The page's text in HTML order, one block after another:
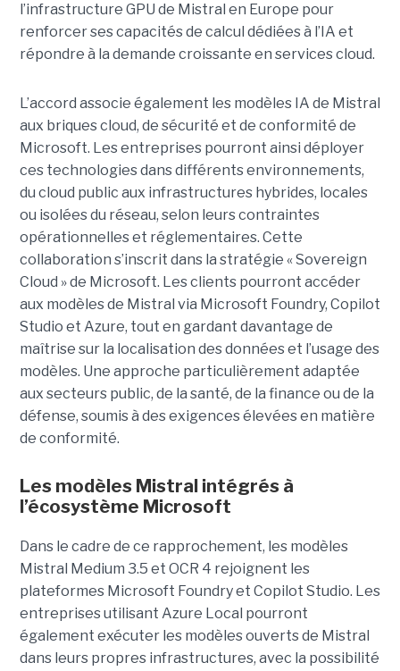
l’infrastructure GPU de Mistral en Europe pour
renforcer ses capacités de calcul dédiées à l’IA et
répondre à la demande croissante en services cloud.
L’accord associe également les modèles IA de Mistral
aux briques cloud, de sécurité et de conformité de
Microsoft. Les entreprises pourront ainsi déployer
ces technologies dans différents environnements,
du cloud public aux infrastructures hybrides, locales
ou isolées du réseau, selon leurs contraintes
opérationnelles et réglementaires. Cette
collaboration s’inscrit dans la stratégie « Sovereign
Cloud » de Microsoft. Les clients pourront accéder
aux modèles de Mistral via Microsoft Foundry, Copilot
Studio et Azure, tout en gardant davantage de
maîtrise sur la localisation des données et l’usage des
modèles. Une approche particulièrement adaptée
aux secteurs public, de la santé, de la finance ou de la
défense, soumis à des exigences élevées en matière
de conformité.
Les modèles Mistral intégrés à
l’écosystème Microsoft
Dans le cadre de ce rapprochement, les modèles
Mistral Medium 3.5 et OCR 4 rejoignent les
plateformes Microsoft Foundry et Copilot Studio. Les
entreprises utilisant Azure Local pourront
également exécuter les modèles ouverts de Mistral
dans leurs propres infrastructures, avec la possibilité